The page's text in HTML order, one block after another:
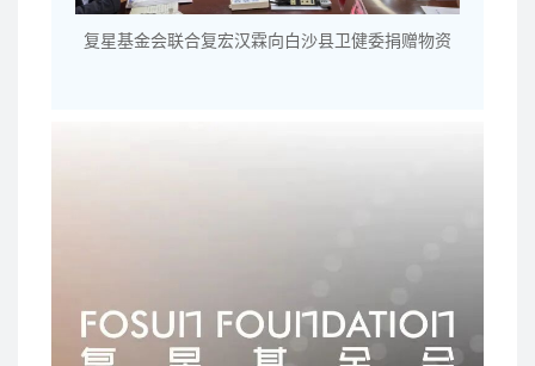
复星基金会联合复宏汉霖向白沙县卫健委捐赠物资